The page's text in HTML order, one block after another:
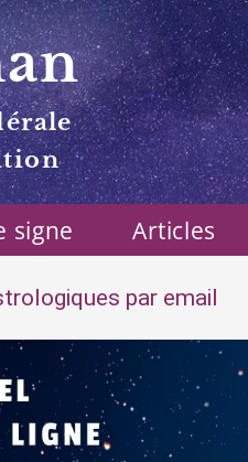
signe Articles
par email